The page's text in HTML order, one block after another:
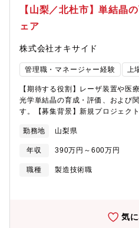
の他、光学技術を深く研究・開発
【社員の声】露光装置のビジネス
（https://global.canon/ja/
きています。キャリアイメージと
作業務を仮想と実機で担当し、30
の代表として製品開発に携わり、
導や社内研修を通じて技術力を高
は製品規模や時期により変動しま
各自の専門性を生かしながら、協
る製品を立ち上げたときや、トラ
じ、計画通り上市できユーザーの
す。≪募集背景≫現在、写真はス
撮影できるようになりましたが、
せた撮影と言った技術革新も進ん
が期待されている業界です。私た
換レンズや放送レンズの開発だけ
ためのプロセス最適化にも力を入
【山梨／北杜市】単結晶
ェア
株式会社オキサイド
管理職・マネージャー経験 上
【期待する役割】レーザ装置や医
光学単結晶の育成・評価、および
す。【募集背景】新規プロジェク
やがん検査など医療用診断装置等
単結晶、および、レーザ機器を開
界の先進企業に製品を提供してい
ずれかの業務を担っていただきま
晶製造装置へのセッティング・操
光学機器を用いた光学評価、X線
その他関連業務└上記業務に使用
勤務地 山梨県
年収 390万円～600万円
職種
製造技術職
気